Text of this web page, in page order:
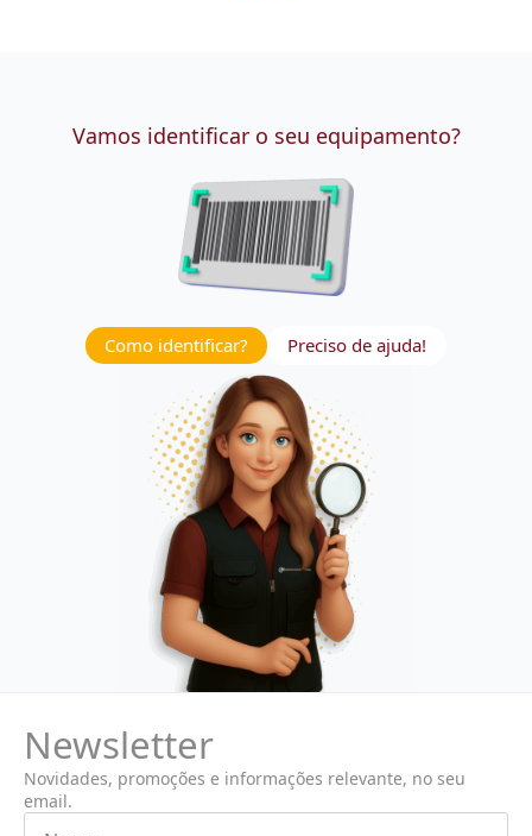
Vamos identificar o seu equipamento?
Como identificar? Preciso de ajuda!
Newsletter
Novidades, promoções e informações relevante, no seu
email.
Nome